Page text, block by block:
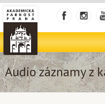
Audio záznamy z